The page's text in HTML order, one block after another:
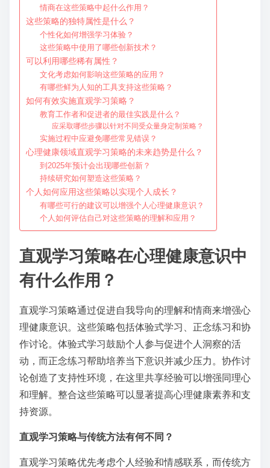
情商在这些策略中起什么作用？
这些策略的独特属性是什么？
个性化如何增强学习体验？
这些策略中使用了哪些创新技术？
可以利用哪些稀有属性？
文化考虑如何影响这些策略的应用？
有哪些鲜为人知的工具支持这些策略？
如何有效实施直观学习策略？
教育工作者和促进者的最佳实践是什么？
应采取哪些步骤以针对不同受众量身定制策略？
实施过程中应避免哪些常见错误？
心理健康领域直观学习策略的未来趋势是什么？
到2025年预计会出现哪些创新？
持续研究如何塑造这些策略？
个人如何应用这些策略以实现个人成长？
有哪些可行的建议可以增强个人心理健康意识？
个人如何评估自己对这些策略的理解和应用？
直观学习策略在心理健康意识中
有什么作用？
直观学习策略通过促进自我导向的理解和情商来增强心
理健康意识。这些策略包括体验式学习、正念练习和协
作讨论。体验式学习鼓励个人参与促进个人洞察的活
动，而正念练习帮助培养当下意识并减少压力。协作讨
论创造了支持性环境，在这里共享经验可以增强同理心
和理解。整合这些策略可以显著提高心理健康素养和支
持资源。
直观学习策略与传统方法有何不同？
直观学习策略优先考虑个人经验和情感联系，而传统方